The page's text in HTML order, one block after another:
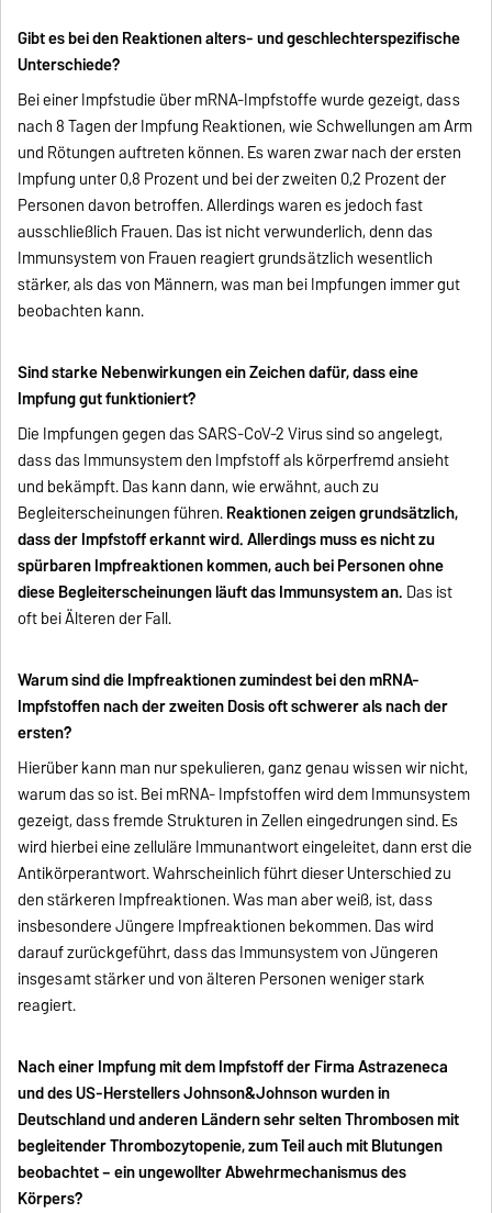
Gibt es bei den Reaktionen alters- und geschlechterspezifische
Unterschiede?
Bei einer Impfstudie über mRNA-Impfstoffe wurde gezeigt, dass
nach 8 Tagen der Impfung Reaktionen, wie Schwellungen am Arm
und Rötungen auftreten können. Es waren zwar nach der ersten
Impfung unter 0,8 Prozent und bei der zweiten 0,2 Prozent der
Personen davon betroffen. Allerdings waren es jedoch fast
ausschließlich Frauen. Das ist nicht verwunderlich, denn das
Immunsystem von Frauen reagiert grundsätzlich wesentlich
stärker, als das von Männern, was man bei Impfungen immer gut
beobachten kann.
Sind starke Nebenwirkungen ein Zeichen dafür, dass eine
Impfung gut funktioniert?
Die Impfungen gegen das SARS-CoV-2 Virus sind so angelegt,
dass das Immunsystem den Impfstoff als körperfremd ansieht
und bekämpft. Das kann dann, wie erwähnt, auch zu
Begleiterscheinungen führen.Reaktionen zeigen grundsätzlich,
dass der Impfstoff erkannt wird. Allerdings muss es nicht zu
spürbaren Impfreaktionen kommen, auch bei Personen ohne
diese Begleiterscheinungen läuft das Immunsystem an. Das ist
oft bei Älteren der Fall.
Warum sind die Impfreaktionen zumindest bei den mRNA-
Impfstoffen nach der zweiten Dosis oft schwerer als nach der
ersten?
Hierüber kann man nur spekulieren, ganz genau wissen wir nicht,
warum das so ist. Bei mRNA- Impfstoffen wird dem Immunsystem
gezeigt, dass fremde Strukturen in Zellen eingedrungen sind. Es
wird hierbei eine zelluläre Immunantwort eingeleitet, dann erst die
Antikörperantwort. Wahrscheinlich führt dieser Unterschied zu
den stärkeren Impfreaktionen. Was man aber weiß, ist, dass
insbesondere Jüngere Impfreaktionen bekommen. Das wird
darauf zurückgeführt, dass das Immunsystem von Jüngeren
insgesamt stärker und von älteren Personen weniger stark
reagiert.
Nach einer Impfung mit dem Impfstoff der Firma Astrazeneca
und des US-Herstellers Johnson&Johnson wurden in
Deutschland und anderen Ländern sehr selten Thrombosen mit
begleitender Thrombozytopenie, zum Teil auch mit Blutungen
beobachtet – ein ungewollter Abwehrmechanismus des
Körpers?